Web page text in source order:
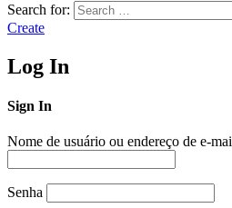
Search for:
Create
Log In
Sign In
Nome de usuário ou endereço de e-
Senha